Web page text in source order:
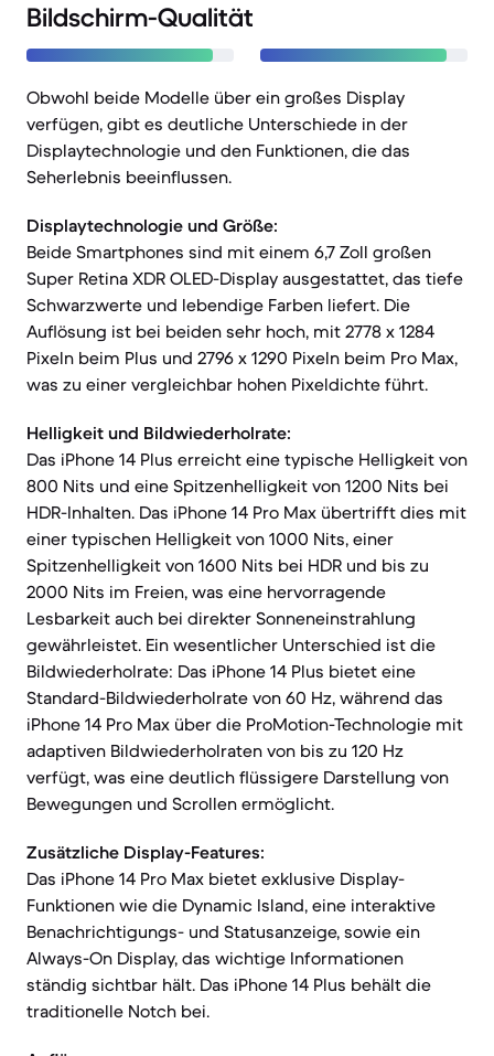
Bildschirm-Qualität
Obwohl beide Modelle über ein großes Display
verfügen, gibt es deutliche Unterschiede in der
Displaytechnologie und den Funktionen, die das
Seherlebnis beeinflussen.
Displaytechnologie und Größe:
Beide Smartphones sind mit einem 6,7 Zoll großen
Super Retina XDR OLED-Display ausgestattet, das tiefe
Schwarzwerte und lebendige Farben liefert. Die
Auflösung ist bei beiden sehr hoch, mit 2778 x 1284
Pixeln beim Plus und 2796 x 1290 Pixeln beim Pro Max,
was zu einer vergleichbar hohen Pixeldichte führt.
Helligkeit und Bildwiederholrate:
Das iPhone 14 Plus erreicht eine typische Helligkeit von
800 Nits und eine Spitzenhelligkeit von 1200 Nits bei
HDR-Inhalten. Das iPhone 14 Pro Max übertrifft dies mit
einer typischen Helligkeit von 1000 Nits, einer
Spitzenhelligkeit von 1600 Nits bei HDR und bis zu
2000 Nits im Freien, was eine hervorragende
Lesbarkeit auch bei direkter Sonneneinstrahlung
gewährleistet. Ein wesentlicher Unterschied ist die
Bildwiederholrate: Das iPhone 14 Plus bietet eine
Standard-Bildwiederholrate von 60 Hz, während das
iPhone 14 Pro Max über die ProMotion-Technologie mit
adaptiven Bildwiederholraten von bis zu 120 Hz
verfügt, was eine deutlich flüssigere Darstellung von
Bewegungen und Scrollen ermöglicht.
Zusätzliche Display-Features:
Das iPhone 14 Pro Max bietet exklusive Display-
Funktionen wie die Dynamic Island, eine interaktive
Benachrichtigungs- und Statusanzeige, sowie ein
Always-On Display, das wichtige Informationen
ständig sichtbar hält. Das iPhone 14 Plus behält die
traditionelle Notch bei.